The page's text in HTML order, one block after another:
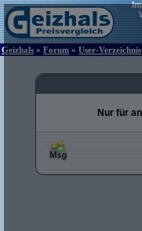
Geizhals » Forum » User-Verzeichnis
Nur für